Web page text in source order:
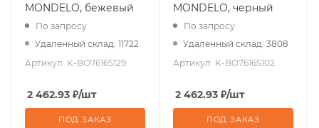
MONDELO, бежевый
По запросу
Удаленный склад: 11722
Артикул: K-BO7616S129
2 462.93 ₽/шт
ПОД ЗАКАЗ
MONDELO, черный
По запросу
Удаленный склад: 3808
Артикул: K-BO7616S102
2 462.93 ₽/шт
ПОД ЗАКАЗ